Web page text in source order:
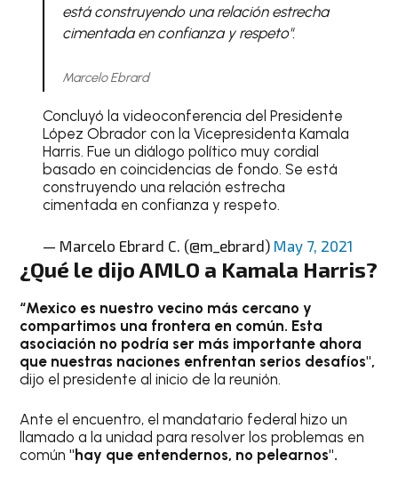
está construyendo una relación estrecha
cimentada en confianza y respeto".
Marcelo Ebrard
Concluyó la videoconferencia del Presidente
López Obrador con la Vicepresidenta Kamala
Harris. Fue un diálogo político muy cordial
basado en coincidencias de fondo. Se está
construyendo una relación estrecha
cimentada en confianza y respeto.
— Marcelo Ebrard C. (@m_ebrard) May 7, 2021
¿Qué le dijo AMLO a Kamala Harris?
“Mexico es nuestro vecino más cercano y
compartimos una frontera en común. Esta
asociación no podría ser más importante ahora
que nuestras naciones enfrentan serios desafíos",
dijo el presidente al inicio de la reunión.
Ante el encuentro, el mandatario federal hizo un
llamado a la unidad para resolver los problemas en
común"hay que entendernos, no pelearnos".